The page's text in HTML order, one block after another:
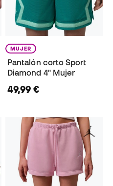
MUJER
Pantalón corto Sport
Diamond 4" Mujer
49,99 €